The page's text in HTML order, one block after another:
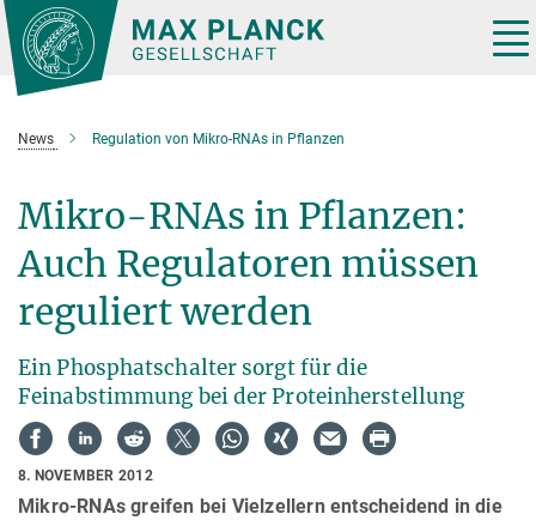
Hauptinhalt
News Regulation von Mikro-RNAs in Pflanzen
Mikro-RNAs in Pflanzen:
Auch Regulatoren müssen
reguliert werden
Ein Phosphatschalter sorgt für die
Feinabstimmung bei der Proteinherstellung
8. NOVEMBER 2012
Mikro-RNAs greifen bei Vielzellern entscheidend in die